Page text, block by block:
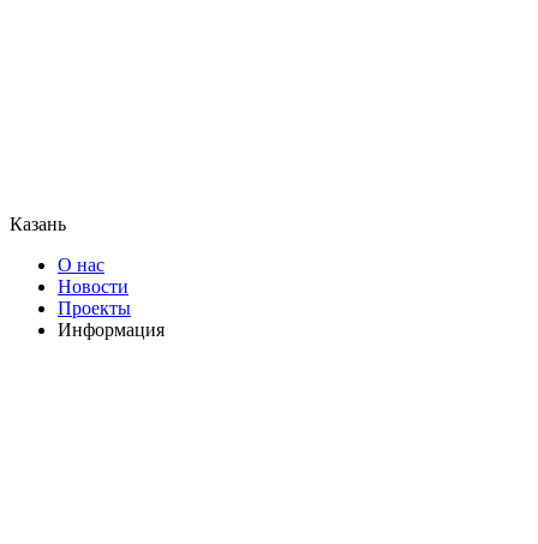
Казань
О нас
Новости
Проекты
Информация